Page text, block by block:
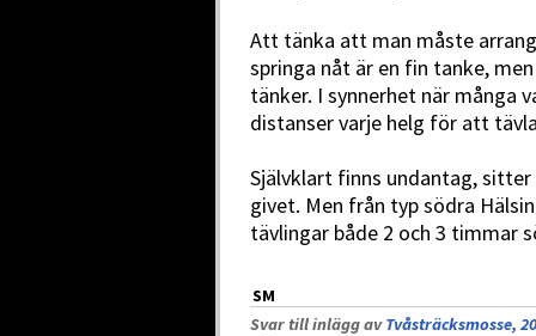
Att tänka att man måste
springa nåt är en fin tanke,
tänker. I synnerhet när många
distanser varje helg för att
Självklart finns undantag,
givet. Men från typ södra
tävlingar både 2 och 3 timmar
SM
Svar till inlägg avTvåsträcksmosse,